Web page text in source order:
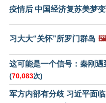
疫情后 中国经济复苏美梦
习大大“关怀”所罗门群岛 🖼️
这可能是一个信号：秦刚遇
(70,083次)
军方内部有分歧 习近平面